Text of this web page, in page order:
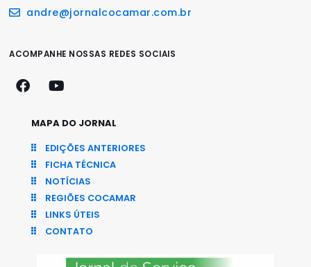
andre@jornalcocamar.com.br
ACOMPANHE NOSSAS REDES SOCIAIS
MAPA DO JORNAL
EDIÇÕES ANTERIORES
FICHA TÉCNICA
NOTÍCIAS
REGIÕES COCAMAR
LINKS ÚTEIS
CONTATO